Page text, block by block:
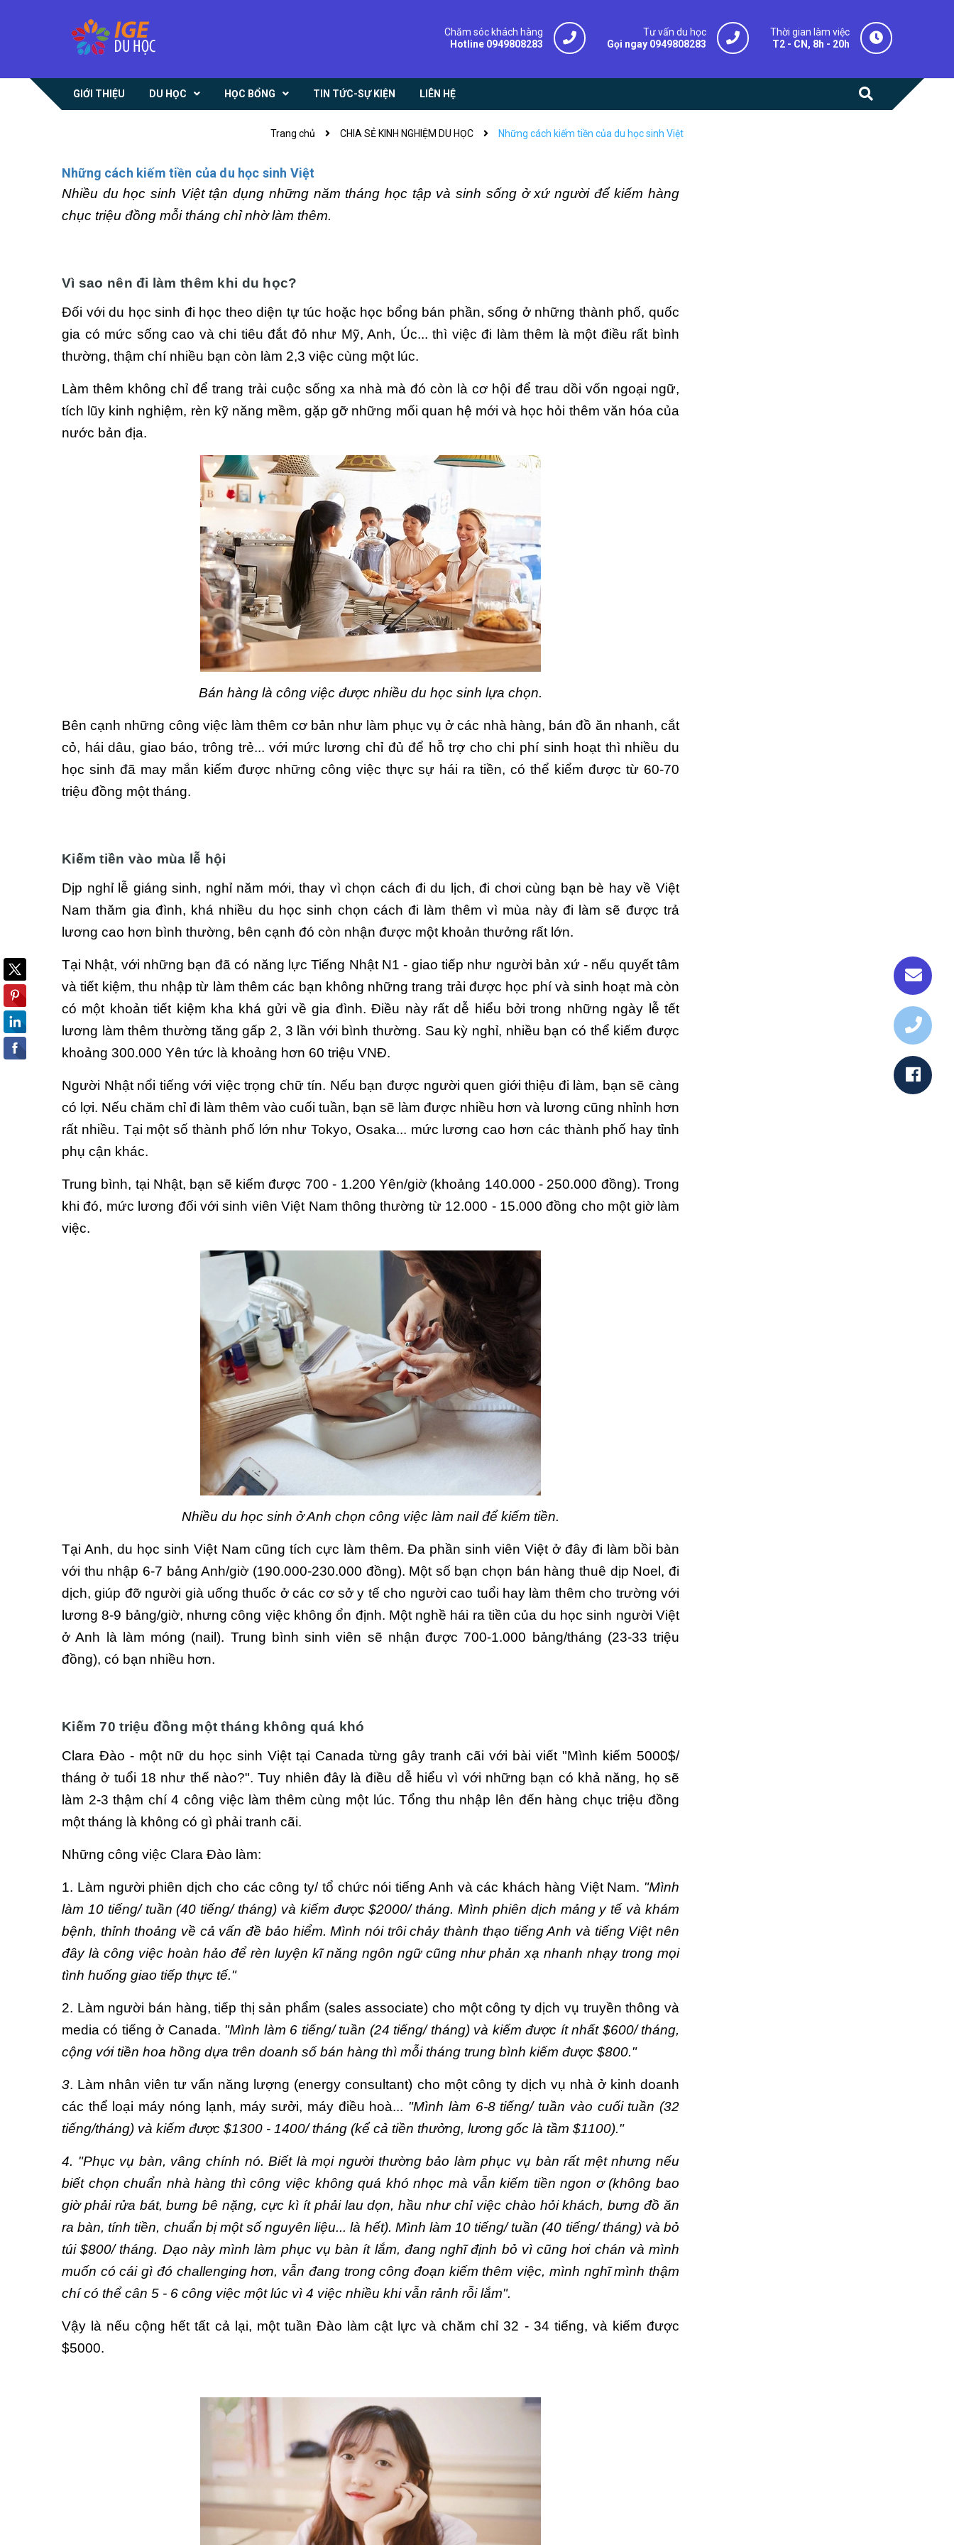
Thời gian làm việc
T2 - CN, 8h - 20h
Tư vấn du học
Gọi ngay 0949808283
Chăm sóc khách hàng
Hotline 0949808283
GIỚI THIỆU DU HỌC HỌC BỔNG TIN TỨC-SỰ KIỆN LIÊN HỆ
Trang chủ CHIA SẺ KINH NGHIỆM DU HỌC Những cách kiếm tiền của du học sinh Việt
Những cách kiếm tiền của du học sinh Việt
Nhiều du học sinh Việt tận dụng những năm tháng học tập và sinh sống ở xứ người để kiếm hàng
chục triệu đồng mỗi tháng chỉ nhờ làm thêm.
Vì sao nên đi làm thêm khi du học?
Đối với du học sinh đi học theo diện tự túc hoặc học bổng bán phần, sống ở những thành phố, quốc
gia có mức sống cao và chi tiêu đắt đỏ như Mỹ, Anh, Úc... thì việc đi làm thêm là một điều rất bình
thường, thậm chí nhiều bạn còn làm 2,3 việc cùng một lúc.
Làm thêm không chỉ để trang trải cuộc sống xa nhà mà đó còn là cơ hội để trau dồi vốn ngoại ngữ,
tích lũy kinh nghiệm, rèn kỹ năng mềm, gặp gỡ những mối quan hệ mới và học hỏi thêm văn hóa của
nước bản địa.
Bán hàng là công việc được nhiều du học sinh lựa chọn.
Bên cạnh những công việc làm thêm cơ bản như làm phục vụ ở các nhà hàng, bán đồ ăn nhanh, cắt
cỏ, hái dâu, giao báo, trông trẻ... với mức lương chỉ đủ để hỗ trợ cho chi phí sinh hoạt thì nhiều du
học sinh đã may mắn kiếm được những công việc thực sự hái ra tiền, có thể kiểm được từ 60-70
triệu đồng một tháng.
Kiếm tiền vào mùa lễ hội
Dịp nghỉ lễ giáng sinh, nghỉ năm mới, thay vì chọn cách đi du lịch, đi chơi cùng bạn bè hay về Việt
Nam thăm gia đình, khá nhiều du học sinh chọn cách đi làm thêm vì mùa này đi làm sẽ được trả
lương cao hơn bình thường, bên cạnh đó còn nhận được một khoản thưởng rất lớn.
Tại Nhật, với những bạn đã có năng lực Tiếng Nhật N1 - giao tiếp như người bản xứ - nếu quyết tâm
và tiết kiệm, thu nhập từ làm thêm các bạn không những trang trải được học phí và sinh hoạt mà còn
có một khoản tiết kiệm kha khá gửi về gia đình. Điều này rất dễ hiểu bởi trong những ngày lễ tết
lương làm thêm thường tăng gấp 2, 3 lần với bình thường. Sau kỳ nghỉ, nhiều bạn có thể kiếm được
khoảng 300.000 Yên tức là khoảng hơn 60 triệu VNĐ.
Người Nhật nổi tiếng với việc trọng chữ tín. Nếu bạn được người quen giới thiệu đi làm, bạn sẽ càng
có lợi. Nếu chăm chỉ đi làm thêm vào cuối tuần, bạn sẽ làm được nhiều hơn và lương cũng nhỉnh hơn
rất nhiều. Tại một số thành phố lớn như Tokyo, Osaka... mức lương cao hơn các thành phố hay tỉnh
phụ cận khác.
Trung bình, tại Nhật, bạn sẽ kiếm được 700 - 1.200 Yên/giờ (khoảng 140.000 - 250.000 đồng). Trong
khi đó, mức lương đối với sinh viên Việt Nam thông thường từ 12.000 - 15.000 đồng cho một giờ làm
việc.
Nhiều du học sinh ở Anh chọn công việc làm nail để kiếm tiền.
Tại Anh, du học sinh Việt Nam cũng tích cực làm thêm. Đa phần sinh viên Việt ở đây đi làm bồi bàn
với thu nhập 6-7 bảng Anh/giờ (190.000-230.000 đồng). Một số bạn chọn bán hàng thuê dịp Noel, đi
dịch, giúp đỡ người già uống thuốc ở các cơ sở y tế cho người cao tuổi hay làm thêm cho trường với
lương 8-9 bảng/giờ, nhưng công việc không ổn định. Một nghề hái ra tiền của du học sinh người Việt
ở Anh là làm móng (nail). Trung bình sinh viên sẽ nhận được 700-1.000 bảng/tháng (23-33 triệu
đồng), có bạn nhiều hơn.
Kiếm 70 triệu đồng một tháng không quá khó
Clara Đào - một nữ du học sinh Việt tại Canada từng gây tranh cãi với bài viết "Mình kiếm 5000$/
tháng ở tuổi 18 như thế nào?". Tuy nhiên đây là điều dễ hiểu vì với những bạn có khả năng, họ sẽ
làm 2-3 thậm chí 4 công việc làm thêm cùng một lúc. Tổng thu nhập lên đến hàng chục triệu đồng
một tháng là không có gì phải tranh cãi.
Những công việc Clara Đào làm:
1. Làm người phiên dịch cho các công ty/ tổ chức nói tiếng Anh và các khách hàng Việt Nam. "Mình
làm 10 tiếng/ tuần (40 tiếng/ tháng) và kiếm được $2000/ tháng. Mình phiên dịch mảng y tế và khám
bệnh, thỉnh thoảng về cả vấn đề bảo hiểm. Mình nói trôi chảy thành thạo tiếng Anh và tiếng Việt nên
đây là công việc hoàn hảo để rèn luyện kĩ năng ngôn ngữ cũng như phản xạ nhanh nhạy trong mọi
tình huống giao tiếp thực tế."
2. Làm người bán hàng, tiếp thị sản phẩm (sales associate) cho một công ty dịch vụ truyền thông và
media có tiếng ở Canada. "Mình làm 6 tiếng/ tuần (24 tiếng/ tháng) và kiếm được ít nhất $600/ tháng,
cộng với tiền hoa hồng dựa trên doanh số bán hàng thì mỗi tháng trung bình kiếm được $800."
3. Làm nhân viên tư vấn năng lượng (energy consultant) cho một công ty dịch vụ nhà ở kinh doanh
các thể loại máy nóng lạnh, máy sưởi, máy điều hoà... "Mình làm 6-8 tiếng/ tuần vào cuối tuần (32
tiếng/tháng) và kiếm được $1300 - 1400/ tháng (kể cả tiền thưởng, lương gốc là tầm $1100)."
4. "Phục vụ bàn, vâng chính nó. Biết là mọi người thường bảo làm phục vụ bàn rất mệt nhưng nếu
biết chọn chuẩn nhà hàng thì công việc không quá khó nhọc mà vẫn kiếm tiền ngon ơ (không bao
giờ phải rửa bát, bưng bê nặng, cực kì ít phải lau dọn, hầu như chỉ việc chào hỏi khách, bưng đồ ăn
ra bàn, tính tiền, chuẩn bị một số nguyên liệu... là hết). Mình làm 10 tiếng/ tuần (40 tiếng/ tháng) và bỏ
túi $800/ tháng. Dạo này mình làm phục vụ bàn ít lắm, đang nghĩ định bỏ vì cũng hơi chán và mình
muốn có cái gì đó challenging hơn, vẫn đang trong công đoạn kiếm thêm việc, mình nghĩ mình thậm
chí có thể cân 5 - 6 công việc một lúc vì 4 việc nhiều khi vẫn rảnh rỗi lắm".
Vậy là nếu cộng hết tất cả lại, một tuần Đào làm cật lực và chăm chỉ 32 - 34 tiếng, và kiếm được
$5000.